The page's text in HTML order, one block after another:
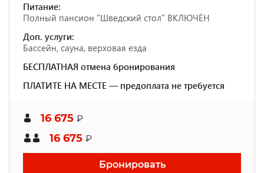
Питание:
Полный пансион "Шведский стол" ВКЛЮЧЁН
Доп. услуги:
Бассейн, сауна, верховая езда
БЕСПЛАТНАЯ отмена бронирования
ПЛАТИТЕ НА МЕСТЕ — предоплата не требуется
16 675 ₽
16 675 ₽
Бронировать